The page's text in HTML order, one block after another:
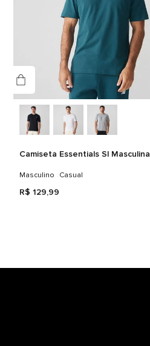
Camiseta Essentials Sl Masculina
Masculino Casual
R$ 129,99